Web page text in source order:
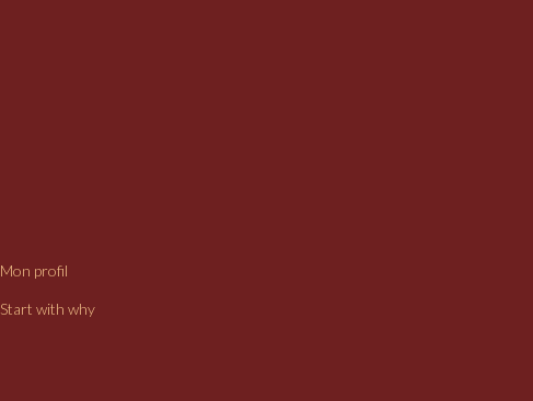
Mon profil
Start with why